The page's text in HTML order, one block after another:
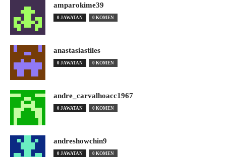
amparokime39
0 JAWATAN 0 KOMEN
anastasiastiles
0 JAWATAN 0 KOMEN
andre_carvalhoacc1967
0 JAWATAN 0 KOMEN
andreshowchin9
0 JAWATAN 0 KOMEN